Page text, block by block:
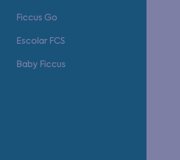
Ficcus Go
Escolar FCS
Baby Ficcus